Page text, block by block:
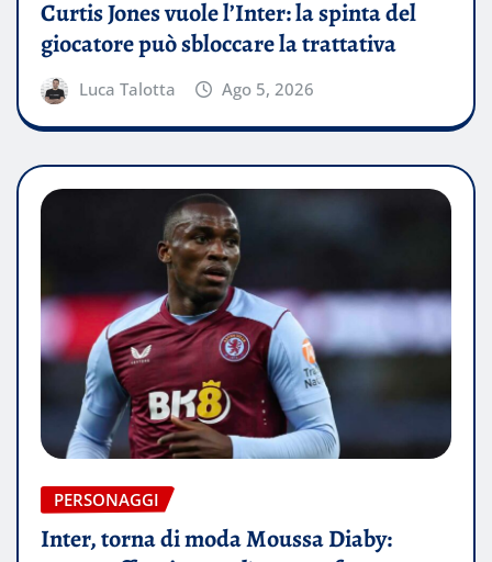
Curtis Jones vuole l’Inter: la spinta del
giocatore può sbloccare la trattativa
Luca Talotta Ago 5, 2026
PERSONAGGI
Inter, torna di moda Moussa Diaby: